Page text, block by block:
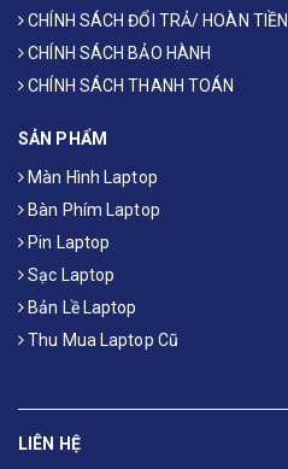
CHÍNH SÁCH ĐỔI TRẢ/ HOÀN TIỀN
CHÍNH SÁCH BẢO HÀNH
CHÍNH SÁCH THANH TOÁN
SẢN PHẨM
Màn Hình Laptop
Bàn Phím Laptop
Pin Laptop
Sạc Laptop
Bản Lề Laptop
Thu Mua Laptop Cũ
LIÊN HỆ